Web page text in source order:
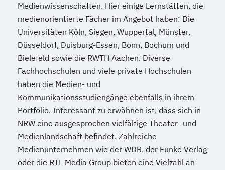
Medienwissenschaften. Hier einige Lernstätten, die
medienorientierte Fächer im Angebot haben: Die
Universitäten Köln, Siegen, Wuppertal, Münster,
Düsseldorf, Duisburg-Essen, Bonn, Bochum und
Bielefeld sowie die RWTH Aachen. Diverse
Fachhochschulen und viele private Hochschulen
haben die Medien- und
Kommunikationsstudiengänge ebenfalls in ihrem
Portfolio. Interessant zu erwähnen ist, dass sich in
NRW eine ausgesprochen vielfältige Theater- und
Medienlandschaft befindet. Zahlreiche
Medienunternehmen wie der WDR, der Funke Verlag
oder die RTL Media Group bieten eine Vielzahl an